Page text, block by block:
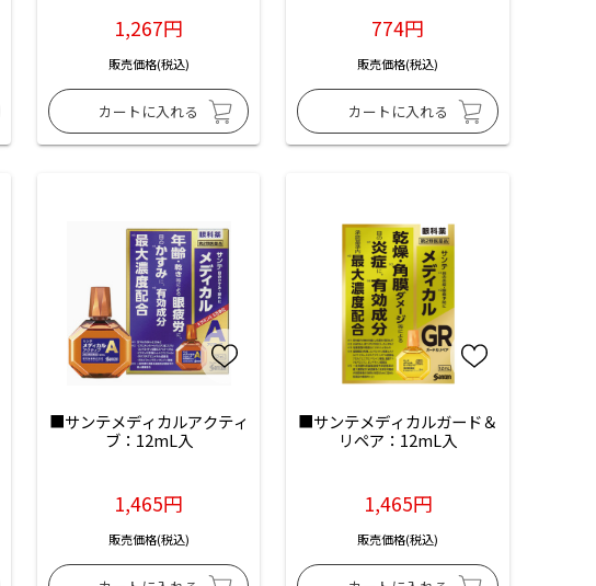
1,267円
販売価格(税込)
774円
販売価格(税込)
■サンテメディカルアクティ
ブ：12mL入
1,465円
販売価格(税込)
■サンテメディカルガード＆
リペア：12mL入
1,465円
販売価格(税込)